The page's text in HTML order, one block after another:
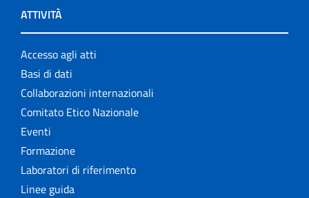
ATTIVITÀ
Accesso agli atti
Basi di dati
Collaborazioni internazionali
Comitato Etico Nazionale
Eventi
Formazione
Laboratori di riferimento
Linee guida